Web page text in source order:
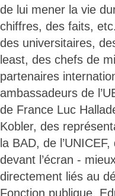
de lui mener la vie
chiffres, des faits,
des universitaires,
least, des chefs de
partenaires
ambassadeurs de
de France Luc
Kobler, des
la BAD, de
devant l’écran -
directement liés au
Fonction publique,